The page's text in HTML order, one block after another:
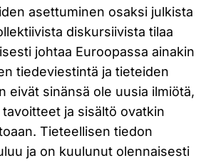
asettuminen osaksi julkista
diskursiivista tilaa
johtaa Euroopassa ainakin
tiedeviestintä ja tieteiden
eivät sinänsä ole uusia ilmiötä,
ja sisältö ovatkin
Tieteellisen tiedon
ja on kuulunut olennaisesti